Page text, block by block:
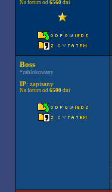
Na forum od 6560dni
Boss
*zablokowany
IP: zapisany
Na forum od 6500dni